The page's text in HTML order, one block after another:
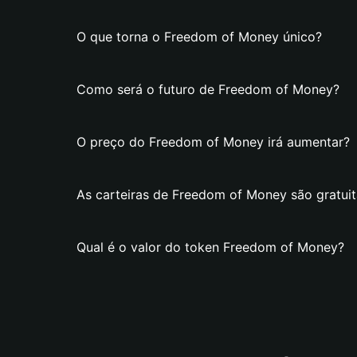
O que torna o Freedom of Money único?
Como será o futuro de Freedom of Money?
O preço do Freedom of Money irá aumentar?
As carteiras de Freedom of Money são
Qual é o valor do token Freedom of Money?